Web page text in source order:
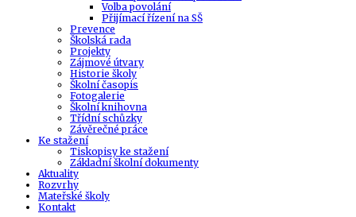
Volba povolání
Přijímací řízení na SŠ
Prevence
Školská rada
Projekty
Zájmové útvary
Historie školy
Školní časopis
Fotogalerie
Školní knihovna
Třídní schůzky
Závěrečné práce
Ke stažení
Tiskopisy ke stažení
Základní školní dokumenty
Aktuality
Rozvrhy
Mateřské školy
Kontakt